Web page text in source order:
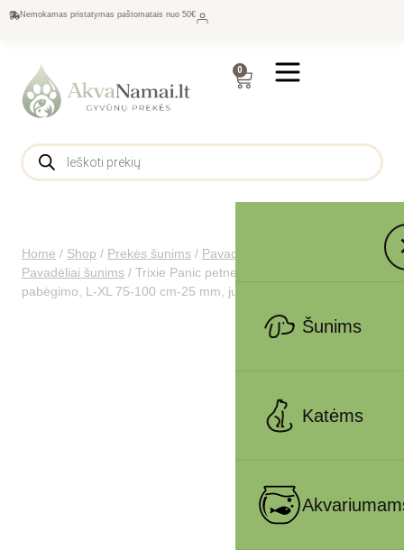
Nemokamas pristatymas paštomatais nuo 50€
0
Šunims
Katėms
Home / Shop / Prekės šunims / Pavadėliai, antkakliai šunims
Pavadėliai šunims / Trixie Panic petnešos su apsauga nuo nuo
pabėgimo, L-XL 75-100 cm-25 mm, juodos